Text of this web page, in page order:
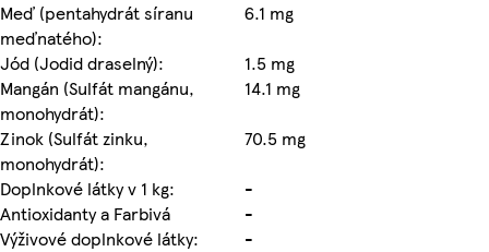
Meď (pentahydrát síranu
meďnatého):
6.1 mg
Jód (Jodid draselný):
1.5 mg
Mangán (Sulfát mangánu,
monohydrát):
14.1 mg
Zinok (Sulfát zinku,
monohydrát):
70.5 mg
Doplnkové látky v 1 kg:
-
Antioxidanty a Farbivá
-
Výživové doplnkové látky:
-